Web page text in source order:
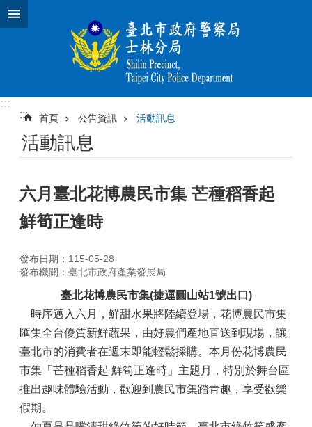
跳到主要內容區塊
:::
:::
首頁 公告資訊 活動訊息
活動訊息
六月臺北花博農民市集 芒種稻香起
鮮筍正逢時
發布日期：115-05-28
發布機關：臺北市政府產業發展局
臺北花博農民市集(捷運圓山站1號出口)
時序邁入六月，鮮甜水果將陸續登場，花博農民市集
匯集全台優質新鮮蔬果，由好農們產地直送到現場，讓
臺北市的消費者在週末即能輕鬆採購。本月份花博農民
市集「芒種稻香起 鮮筍正逢時」主題月，特別於舞台區
推出趣味體驗活動，歡迎到農民市集踏青趣，享受歡樂
假期。